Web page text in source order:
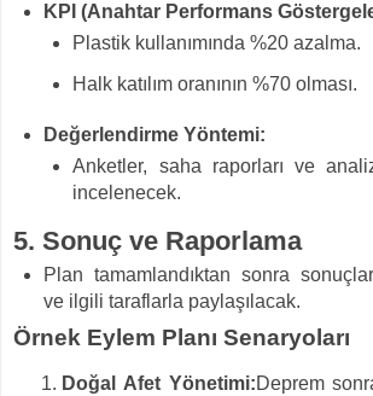
KPI (Anahtar Performans
Plastik kullanımında %20 azalma.
Halk katılım oranının %70 olması.
Değerlendirme Yöntemi:
Anketler, saha raporları ve
incelenecek.
5. Sonuç ve Raporlama
Plan tamamlandıktan sonra
ve ilgili taraflarla paylaşılacak.
Örnek Eylem Planı Senaryoları
Doğal Afet Yönetimi:Deprem